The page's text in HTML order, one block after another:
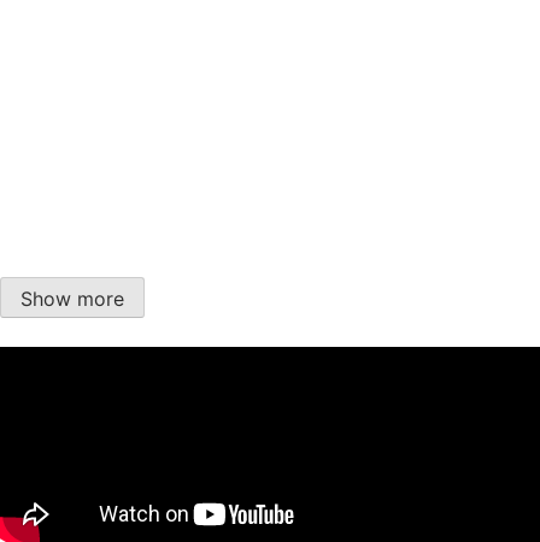
Ramases – “Glass Top Coffin”
Show more